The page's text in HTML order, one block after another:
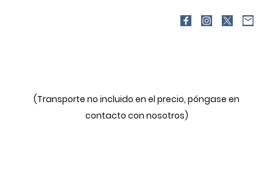
(Transporte no incluido en el precio, póngase en
contacto con nosotros)